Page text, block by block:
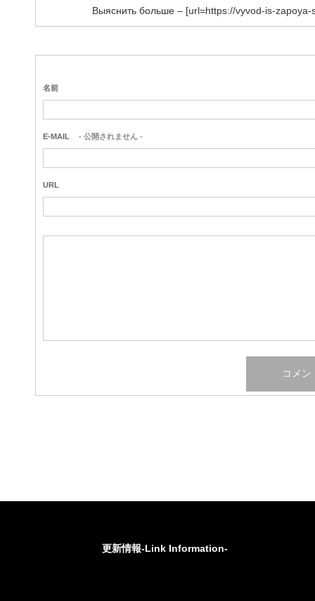
Выяснить больше – [url=https://vyvod-is-zapoya-
名前
E-MAIL - 公開されません -
URL
更新情報-Link Information-